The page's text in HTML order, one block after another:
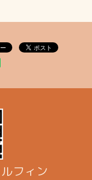
フィン